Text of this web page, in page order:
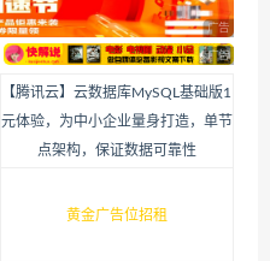
【腾讯云】云数据库MySQL基础版1
元体验，为中小企业量身打造，单节
点架构，保证数据可靠性
黄金广告位招租